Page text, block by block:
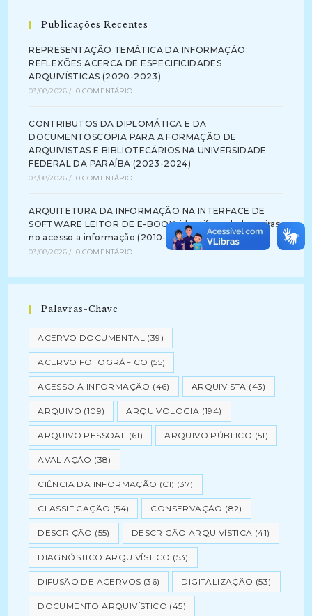
Publicações Recentes
REPRESENTAÇÃO TEMÁTICA DA INFORMAÇÃO:
REFLEXÕES ACERCA DE ESPECIFICIDADES
ARQUIVÍSTICAS (2020-2023)
03/08/2026 / 0 COMENTÁRIO
CONTRIBUTOS DA DIPLOMÁTICA E DA
DOCUMENTOSCOPIA PARA A FORMAÇÃO DE
ARQUIVISTAS E BIBLIOTECÁRIOS NA UNIVERSIDADE
FEDERAL DA PARAÍBA (2023-2024)
03/08/2026 / 0 COMENTÁRIO
ARQUITETURA DA INFORMAÇÃO NA INTERFACE DE
SOFTWARE LEITOR DE E-BOOK: identificando barreiras
no acesso a informação (2010-2012)
03/08/2026 / 0 COMENTÁRIO
Palavras-Chave
ACERVO DOCUMENTAL (39)
ACERVO FOTOGRÁFICO (55)
ACESSO À INFORMAÇÃO (46) ARQUIVISTA (43)
ARQUIVO (109) ARQUIVOLOGIA (194)
ARQUIVO PESSOAL (61) ARQUIVO PÚBLICO (51)
AVALIAÇÃO (38)
CIÊNCIA DA INFORMAÇÃO (CI) (37)
CLASSIFICAÇÃO (54) CONSERVAÇÃO (82)
DESCRIÇÃO (55) DESCRIÇÃO ARQUIVÍSTICA (41)
DIAGNÓSTICO ARQUIVÍSTICO (53)
DIFUSÃO DE ACERVOS (36) DIGITALIZAÇÃO (53)
DOCUMENTO ARQUIVÍSTICO (45)